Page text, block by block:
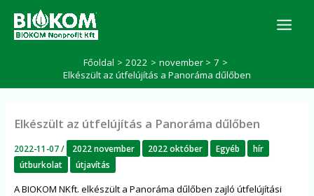
content
Főoldal 2022 november
7
Elkészült az útfelújítás a Panoráma dűlőben
Elkészült az útfelújítás a Panoráma dűlőben
2022-11-07/ 2022 november 2022 október Egyéb
hír
útburkolat
útjavítás
A BIOKOM NKft. elkészült a Panoráma dűlőben zajló útfelújítási
e
r
s